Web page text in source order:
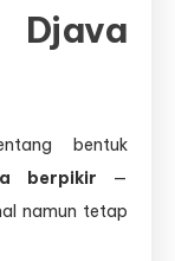
bentuk
berpikir —
namun tetap